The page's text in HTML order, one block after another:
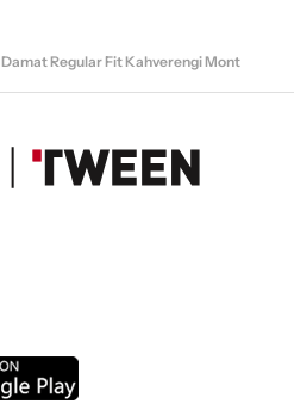
Damat Regular Fit Kahverengi Mont